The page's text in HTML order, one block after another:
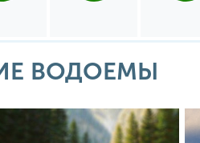
ВОДОЕМЫ